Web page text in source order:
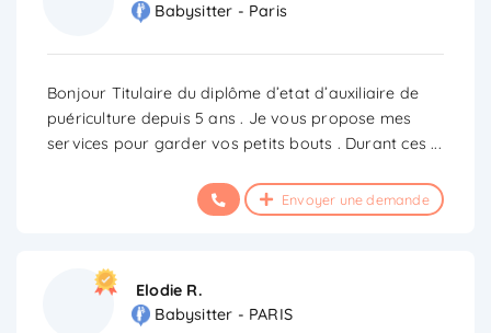
Babysitter - Paris
Bonjour Titulaire du diplôme d’etat d’auxiliaire de
puériculture depuis 5 ans . Je vous propose mes
services pour garder vos petits bouts . Durant ces...
Envoyer une demande
Elodie R.
Babysitter - PARIS